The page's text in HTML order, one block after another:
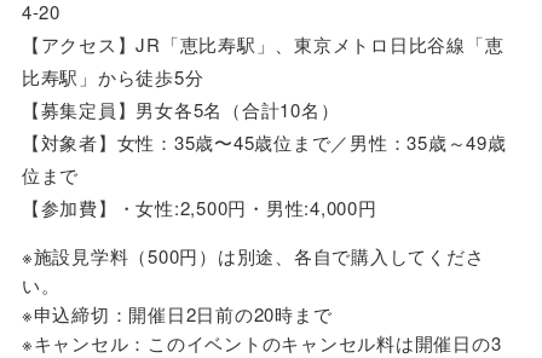
4-20
【アクセス】JR「恵比寿駅」、東京メトロ日比谷線「恵
比寿駅」から徒歩5分
【募集定員】男女各5名（合計10名）
【対象者】女性：35歳〜45歳位まで／男性：35歳～49歳
位まで
【参加費】・女性:2,500円・男性:4,000円
※施設見学料（500円）は別途、各自で購入してくださ
い。
※申込締切：開催日2日前の20時まで
※キャンセル：このイベントのキャンセル料は開催日の3